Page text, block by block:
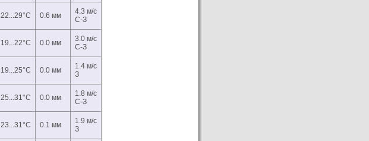
22...29°C 0.6 мм
4.3 м/с
С-З
19...22°C 0.0 мм
3.0 м/с
С-З
19...25°C 0.0 мм
1.4 м/с
З
25...31°C 0.0 мм
1.8 м/с
С-З
23...31°C 0.1 мм
1.9 м/с
З